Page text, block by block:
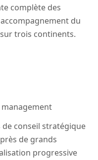
complète des
du
trois continents.
management
conseil stratégique
de grands
progressive